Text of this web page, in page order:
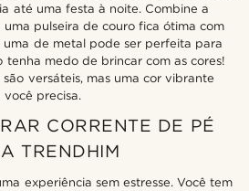
até uma festa à noite. Combine a
uma pulseira de couro fica ótima com
uma de metal pode ser perfeita para
tenha medo de brincar com as cores!
versáteis, mas uma cor vibrante
precisa.
CORRENTE DE PÉ
TRENDHIM
experiência sem estresse. Você tem